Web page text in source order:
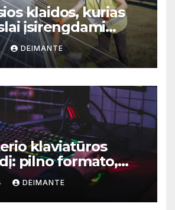
klaidos, kurias
įsirengdami
DEIMANTE
klaviatūros
pilno formato,
DEIMANTE